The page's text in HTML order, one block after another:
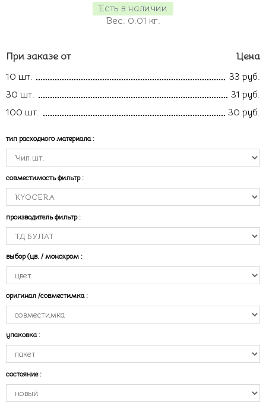
Есть в наличии
Вес: 0.01 кг.
При заказе от
Цена
10 шт.
33 руб.
30 шт.
31 руб.
100 шт.
30 руб.
тип расходного материала :
совместимость фильтр :
производитель фильтр :
выбор (цв. / монохром :
оригинал /совместимка :
упаковка :
состояние :